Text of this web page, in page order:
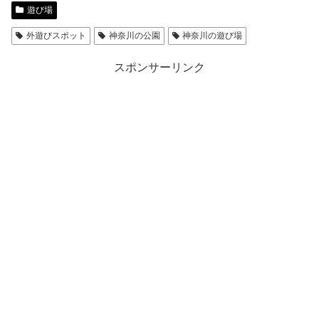
遊び場
外遊びスポット 神奈川の公園 神奈川の遊び場
スポンサーリンク